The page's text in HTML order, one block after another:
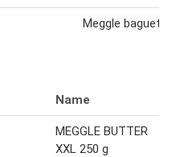
Meggle baguette
Name
MEGGLE BUTTER
XXL 250 g